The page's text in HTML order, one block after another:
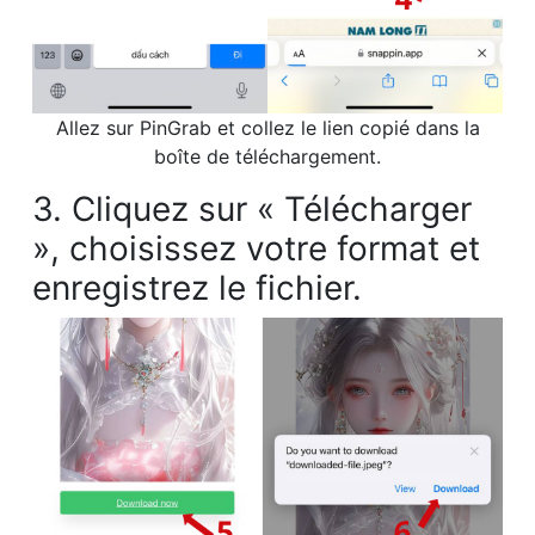
Allez sur PinGrab et collez le lien copié dans la
boîte de téléchargement.
3. Cliquez sur « Télécharger
», choisissez votre format et
enregistrez le fichier.